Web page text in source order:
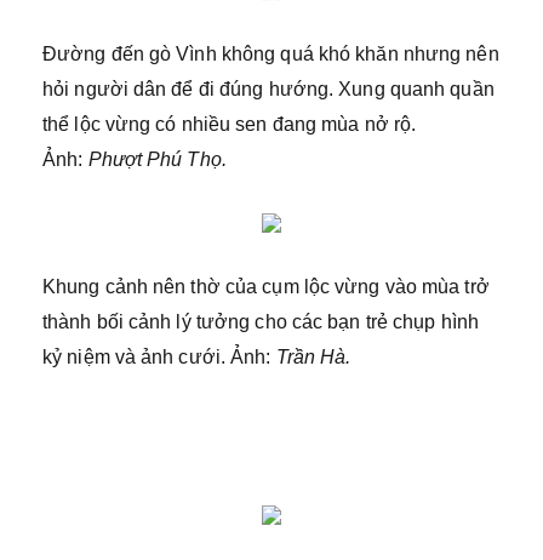
Đường đến gò Vình không quá khó khăn nhưng nên
hỏi người dân để đi đúng hướng. Xung quanh quần
thể lộc vừng có nhiều sen đang mùa nở rộ.
Ảnh: Phượt Phú Thọ.
Khung cảnh nên thờ của cụm lộc vừng vào mùa trở
thành bối cảnh lý tưởng cho các bạn trẻ chụp hình
kỷ niệm và ảnh cưới. Ảnh: Trần Hà.